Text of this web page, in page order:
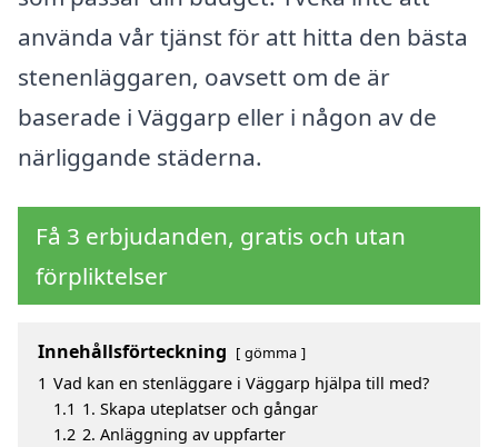
använda vår tjänst för att hitta den bästa
stenenläggaren, oavsett om de är
baserade i Väggarp eller i någon av de
närliggande städerna.
Få 3 erbjudanden, gratis och utan
förpliktelser
Innehållsförteckning gömma
1 Vad kan en stenläggare i Väggarp hjälpa till med?
1.1 1. Skapa uteplatser och gångar
1.2 2. Anläggning av uppfarter